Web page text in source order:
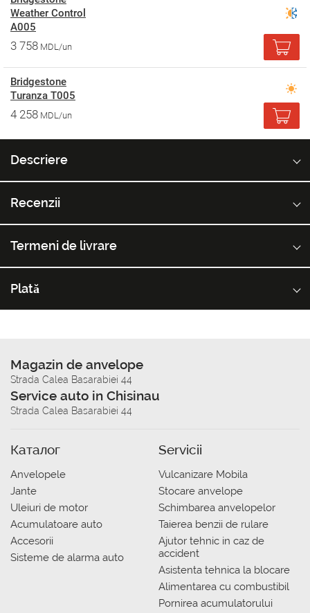
Weather Control
A005
3 758 MDL/un
Bridgestone
Turanza T005
4 258 MDL/un
Descriere
Recenzii
Termeni de livrare
Plată
Magazin de anvelope
Strada Calea Basarabiei 44
Service auto in Chisinau
Strada Calea Basarabiei 44
Каталог
Anvelopele
Jante
Uleiuri de motor
Acumulatoare auto
Accesorii
Sisteme de alarma auto
Servicii
Vulcanizare Mobila
Stocare anvelope
Schimbarea anvelopelor
Taierea benzii de rulare
Ajutor tehnic in caz de
accident
Asistenta tehnica la blocare
Alimentarea cu combustibil
Pornirea acumulatorului